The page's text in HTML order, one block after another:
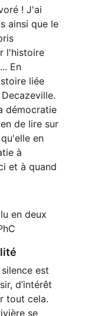
! J'ai
ainsi que le
l'histoire
En
liée
démocratie
de lire sur
en
à
et à quand
en deux
silence est
d’intérêt
tout cela.
se